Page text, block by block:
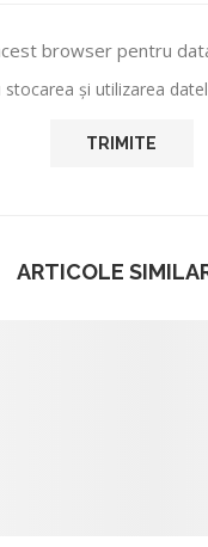
browser pentru
și utilizarea
ARTICOLE